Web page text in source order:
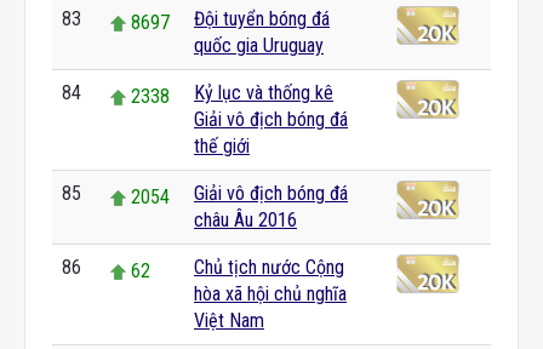
83 8697
Đội tuyển bóng đá
quốc gia Uruguay
84 2338
Kỷ lục và thống kê
Giải vô địch bóng đá
thế giới
85 2054
Giải vô địch bóng đá
châu Âu 2016
86 62
Chủ tịch nước Cộng
hòa xã hội chủ nghĩa
Việt Nam